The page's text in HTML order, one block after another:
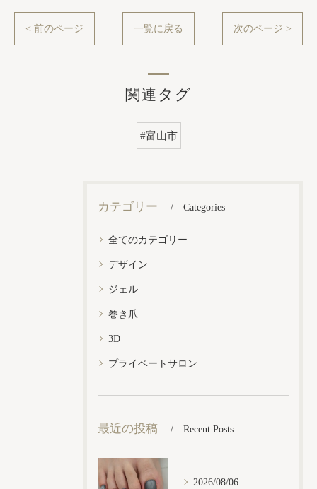
< 前のページ 一覧に戻る 次のページ >
関連タグ
#富山市
カテゴリー Categories
全てのカテゴリー
デザイン
ジェル
巻き爪
3D
プライベートサロン
最近の投稿 Recent Posts
2026/08/06